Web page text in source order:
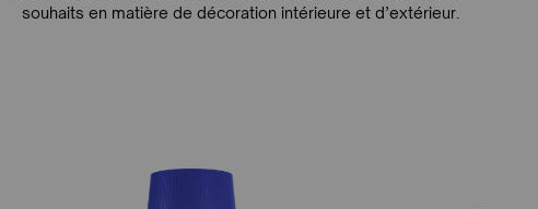
souhaits en matière de décoration intérieure et d’extérieur.